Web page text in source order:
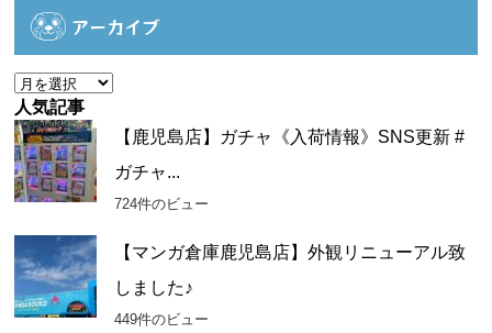
アーカイブ
ア
ー
カ
イ
ブ
人気記事
【鹿児島店】ガチャ《入荷情報》SNS更新 #
ガチャ...
724件のビュー
【マンガ倉庫鹿児島店】外観リニューアル致
しました♪
449件のビュー